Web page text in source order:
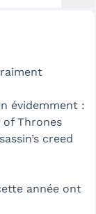
évidemment :
Thrones
creed
année ont